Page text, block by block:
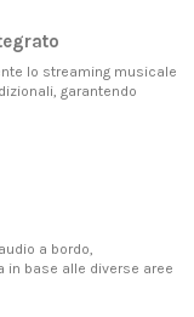
lo streaming musicale
garantendo
a bordo,
in base alle diverse aree